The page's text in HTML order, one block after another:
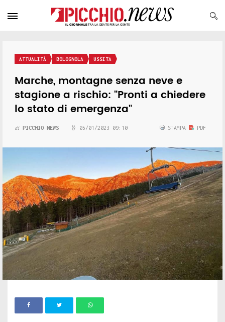
ATTUALITÀ BOLOGNOLA USSITA
Marche, montagne senza neve e
stagione a rischio: "Pronti a chiedere
lo stato di emergenza"
di PICCHIO NEWS 05/01/2023 09:10 STAMPA PDF